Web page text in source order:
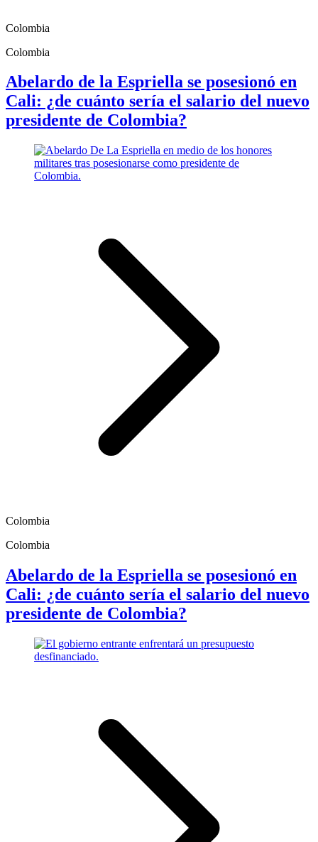
Colombia
Colombia
Abelardo de la Espriella se posesionó en
Cali: ¿de cuánto sería el salario del nuevo
presidente de Colombia?
Colombia
Colombia
Abelardo de la Espriella se posesionó en
Cali: ¿de cuánto sería el salario del nuevo
presidente de Colombia?